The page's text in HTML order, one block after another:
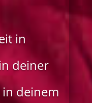
in
deiner
deinem